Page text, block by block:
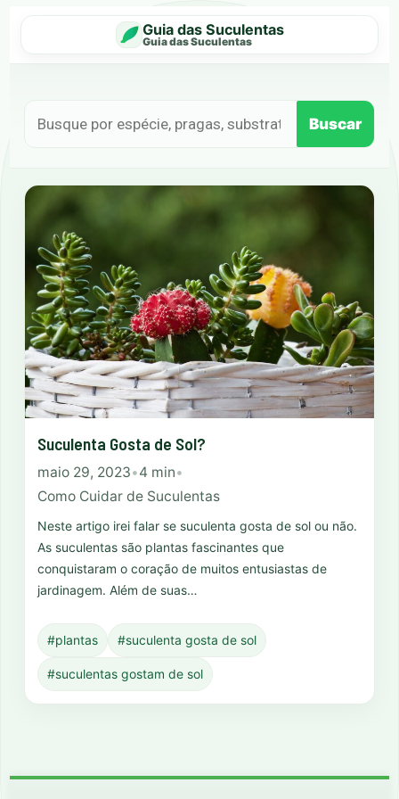
Guia das Suculentas
Guia das Suculentas
Buscar
Suculenta Gosta de Sol?
maio 29, 2023•4 min•
Como Cuidar de Suculentas
Neste artigo irei falar se suculenta gosta de sol ou não.
As suculentas são plantas fascinantes que
conquistaram o coração de muitos entusiastas de
jardinagem. Além de suas…
#plantas #suculenta gosta de sol
#suculentas gostam de sol